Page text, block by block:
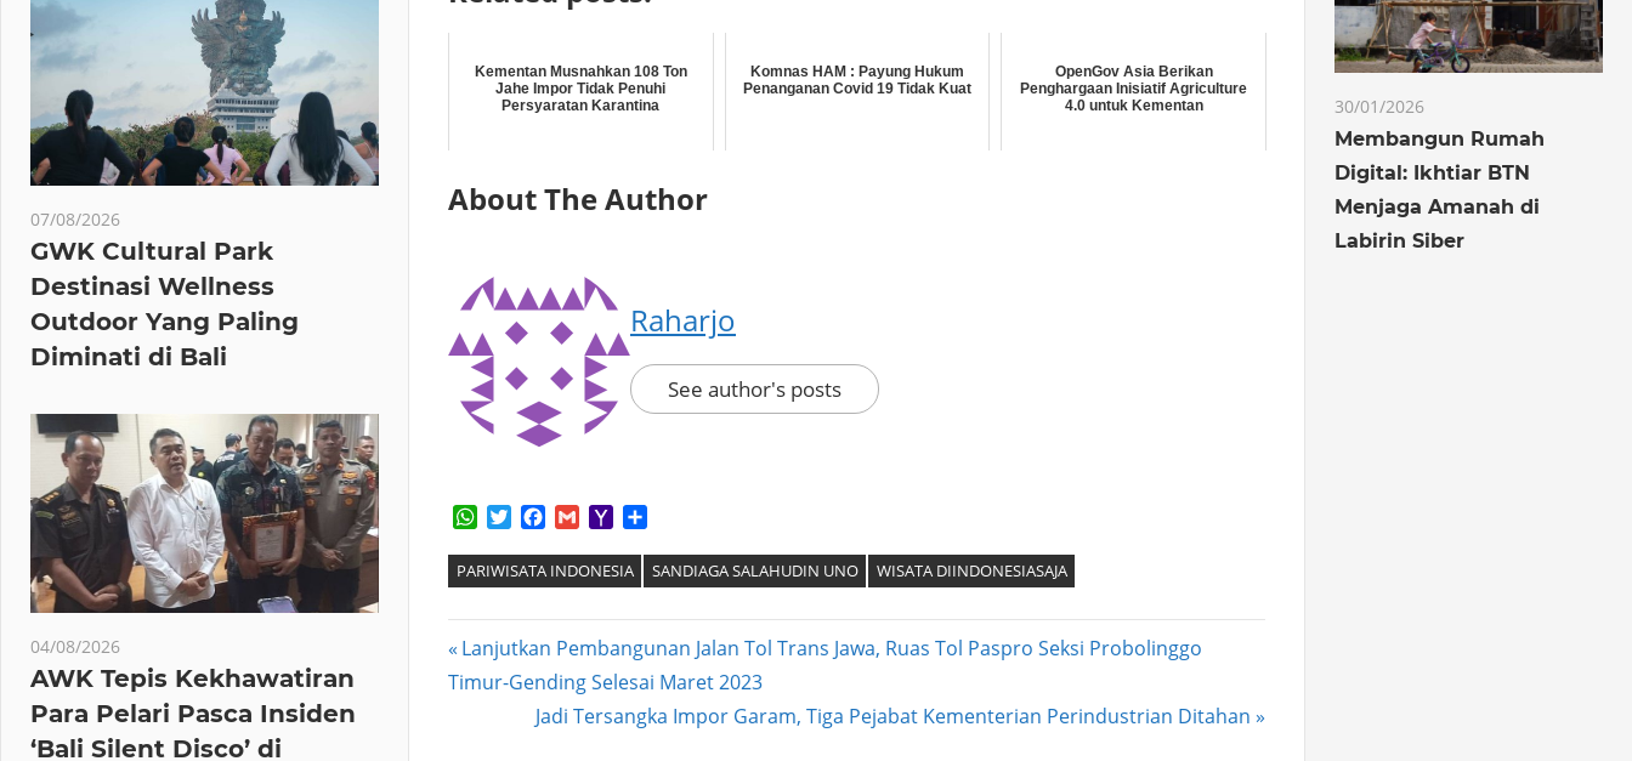
Kementan Musnahkan 108 Ton
Jahe Impor Tidak Penuhi
Persyaratan Karantina
Komnas HAM : Payung Hukum
Penanganan Covid 19 Tidak Kuat
OpenGov Asia Berikan
Penghargaan Inisiatif Agriculture
4.0 untuk Kementan
About The Author
Raharjo
See author's posts
WhatsApp
TwitterFacebook
GmailYahoo
PARIWISATA INDONESIA SANDIAGA SALAHUDIN UNO WISATA DIINDONESIASAJA
Post
navigation
Previous
Post:
Lanjutkan Pembangunan Jalan Tol Trans Jawa, Ruas Tol Paspro Seksi Probolinggo
Timur-Gending Selesai Maret 2023
Next
Jadi Tersangka Impor Garam, Tiga Pejabat Kementerian Perindustrian Ditahan
07/08/2026
GWK Cultural Park
Destinasi Wellness
Outdoor Yang Paling
Diminati di Bali
04/08/2026
AWK Tepis Kekhawatiran
Para Pelari Pasca Insiden
‘Bali Silent Disco’ di
30/01/2026
Membangun Rumah
Digital: Ikhtiar BTN
Menjaga Amanah di
Labirin Siber